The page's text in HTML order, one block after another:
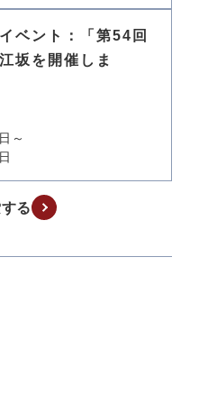
ベント：「第54回
坂を開催しま
～
る